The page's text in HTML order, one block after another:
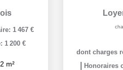
1 467 €
1 200 €
m²
dont charges
Honoraires